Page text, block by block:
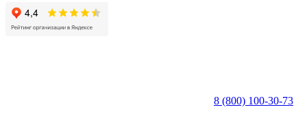
8 (800) 100-30-73